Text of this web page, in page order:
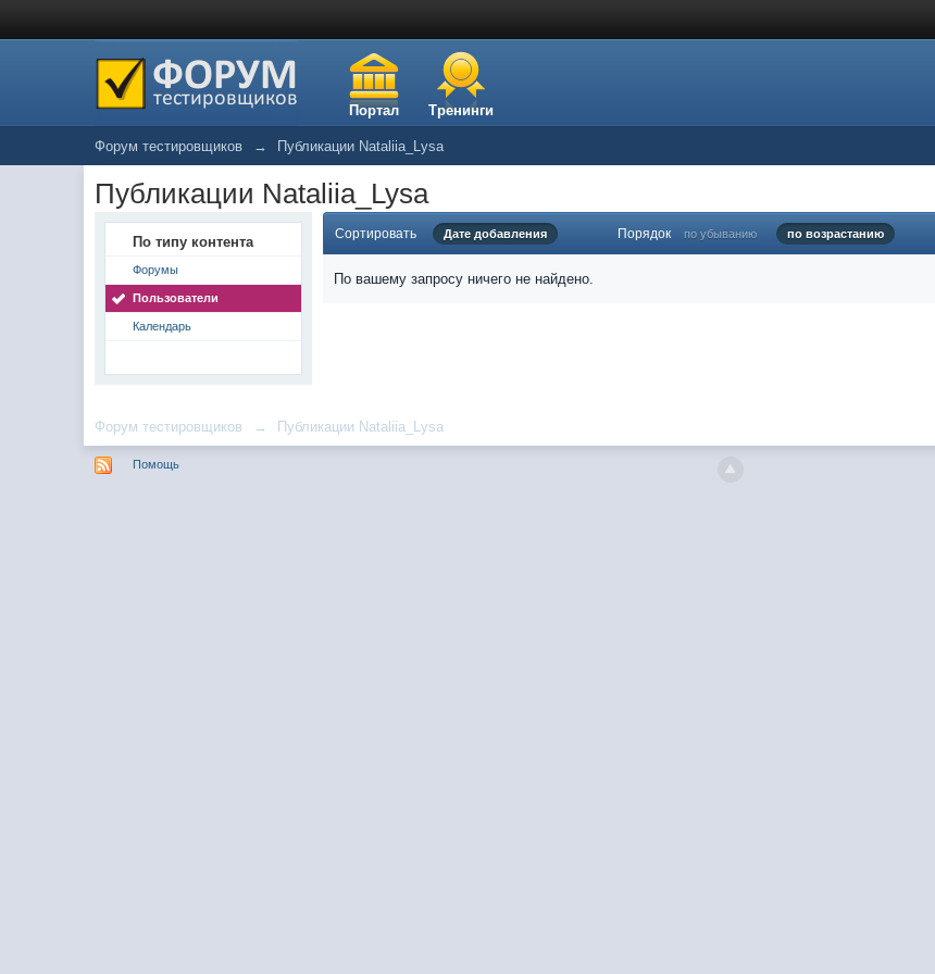
Портал Тренинги
Форум тестировщиков → Публикации Nataliia_Lysa
Публикации Nataliia_Lysa
По типу контента
Форумы
Пользователи
Календарь
Сортировать Дате добавления Порядок по убыванию по возрастанию
По вашему запросу ничего не найдено.
Форум тестировщиков → Публикации Nataliia_Lysa
Помощь